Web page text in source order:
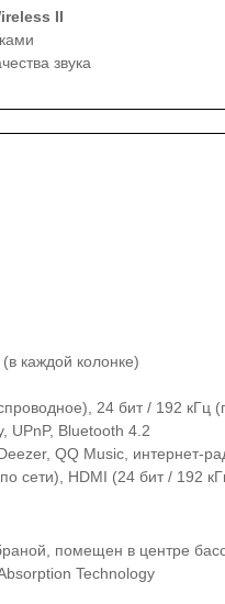
II
звука
каждой колонке)
24 бит / 192 кГц
UPnP, Bluetooth 4.2
QQ Music, интернет-
сети), HDMI (24 бит / 192
помещен в центре
Technology